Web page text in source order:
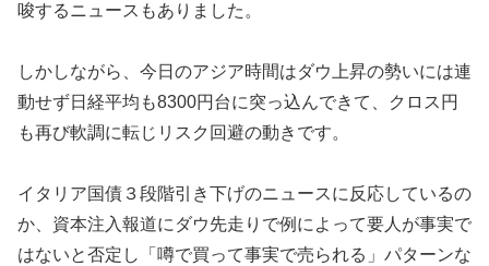
唆するニュースもありました。
しかしながら、今日のアジア時間はダウ上昇の勢いには連
動せず日経平均も8300円台に突っ込んできて、クロス円
も再び軟調に転じリスク回避の動きです。
イタリア国債３段階引き下げのニュースに反応しているの
か、資本注入報道にダウ先走りで例によって要人が事実で
はないと否定し「噂で買って事実で売られる」パターンな